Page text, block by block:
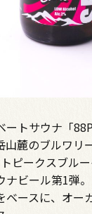
ートサウナ「
山麓のブルワリ
ピークスブル
ビール第1弾。
ベースに、オー